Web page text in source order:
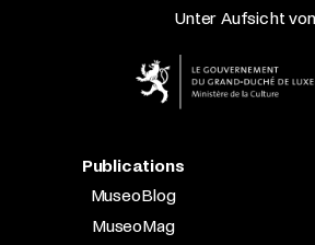
Unter Aufsicht von
Publications
MuseoBlog
MuseoMag